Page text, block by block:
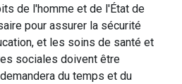
de l'homme et de l'État de
pour assurer la sécurité
et les soins de santé et
sociales doivent être
du temps et du